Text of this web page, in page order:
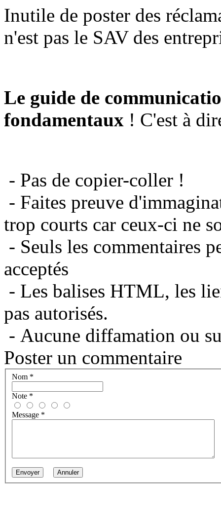
Inutile de poster des
n'est pas le SAV des
Le guide de
fondamentaux ! C'est à
- Pas de copier-coller !
- Faites preuve
trop courts car ceux-ci ne
- Seuls les commentaires
acceptés
- Les balises HTML, les
pas autorisés.
- Aucune diffamation ou
Poster un commentaire
Nom *
Note *
Message *